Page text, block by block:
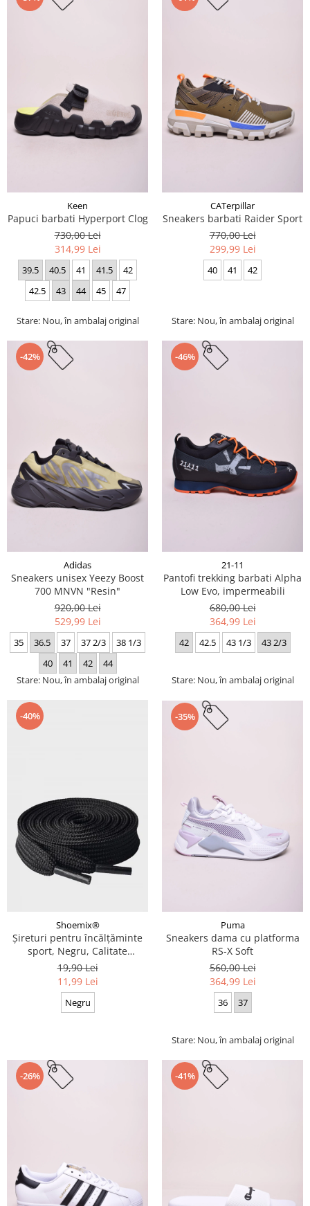
Keen
Papuci barbati Hyperport Clog
730,00 Lei
314,99 Lei
39.5 40.5 41 41.5
42
42.5
43 44 45 47
Stare: Nou, în ambalaj original
CATerpillar
Sneakers barbati Raider Sport
770,00 Lei
299,99 Lei
40 41 42
Stare: Nou, în ambalaj original
-42%
Adidas
Sneakers unisex Yeezy Boost
700 MNVN "Resin"
920,00 Lei
529,99 Lei
35 36.5 37 37 2/3
38 1/3
40
41 42
44
Stare: Nou, în ambalaj original
-46%
21-11
Pantofi trekking barbati Alpha
Low Evo, impermeabili
680,00 Lei
364,99 Lei
42 42.5 43 1/3 43 2/3
Stare: Nou, în ambalaj original
-40%
Shoemix®
Șireturi pentru încălțăminte
sport, Negru, Calitate
premium, 110 cm x 0.8 cm
19,90 Lei
11,99 Lei
Negru
-35%
Puma
Sneakers dama cu platforma
RS-X Soft
560,00 Lei
364,99 Lei
36 37
Stare: Nou, în ambalaj original
-26% -41%